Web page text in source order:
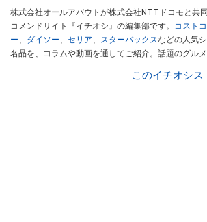
株式会社オールアバウトが株式会社NTTドコモと共
コメンドサイト『イチオシ』の編集部です。 コストコ
ー、 ダイソー、 セリア、 スターバックスなどの人気
名品を、コラムや動画を通してご紹介。話題のグル
インフルエンサーが実際に使用してレビューしてい
このイチオシ